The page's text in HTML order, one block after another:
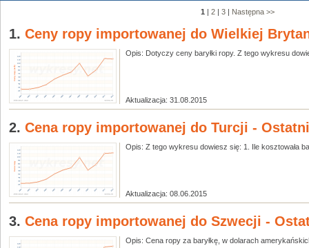
1 | 2| 3| Następna >>
1. Ceny ropy importowanej do Wielkiej
Opis: Dotyczy ceny baryłki ropy. Z tego wykresu
Aktualizacja: 31.08.2015
2. Cena ropy importowanej do Turcji -
Opis: Z tego wykresu dowiesz się: 1. Ile kosztowała
Aktualizacja: 08.06.2015
3. Cena ropy importowanej do Szwecji -
Opis: Cena ropy za baryłkę, w dolarach